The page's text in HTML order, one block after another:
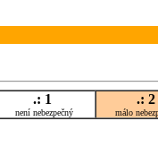
.: 1
není nebezpečný
.: 2
málo